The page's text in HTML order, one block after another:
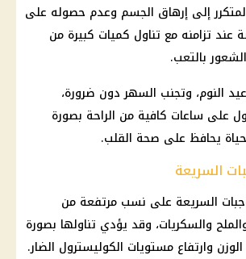
إلى إرهاق الجسم وعدم حصوله على
عند تزامنه مع تناول كميات كبيرة من
بالتعب.
النوم، وتجنب السهر دون ضرورة،
على ساعات كافية من الراحة بصورة
يحافظ على صحة القلب.
السريعة
السريعة على نسب مرتفعة من
والسكريات، وقد يؤدي تناولها بصورة
وارتفاع مستويات الكوليسترول الضار.